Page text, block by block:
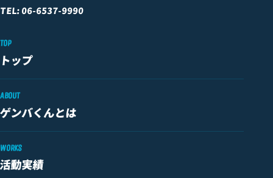
TEL: 06-6537-9990
TOP
ップ
ABOUT
ンバくんとは
WORKS
動実績